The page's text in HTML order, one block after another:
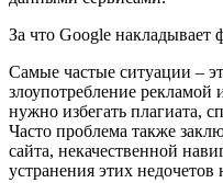
За что Google накладывает
Самые частые ситуации –
злоупотребление
нужно избегать плагиата,
Часто проблема также
сайта, некачественной
устранения этих